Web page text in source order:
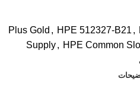
, HPE 512327-B21 ,
Supply, HPE Common